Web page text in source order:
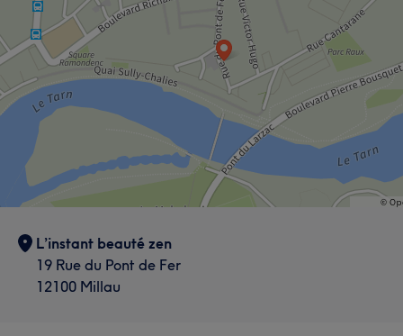
L’instant beauté zen
19 Rue du Pont de Fer
12100 Millau